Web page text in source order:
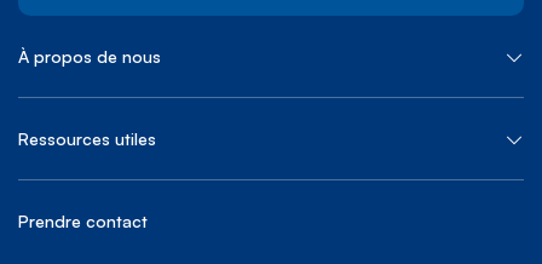
À propos de nous
Ressources utiles
Prendre contact